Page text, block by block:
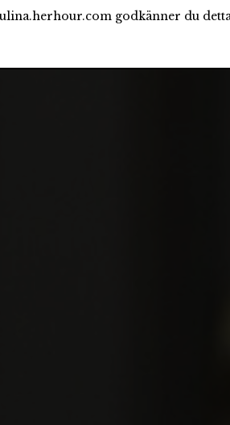
godkänner du
ABOUT